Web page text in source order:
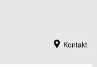
Kontakt